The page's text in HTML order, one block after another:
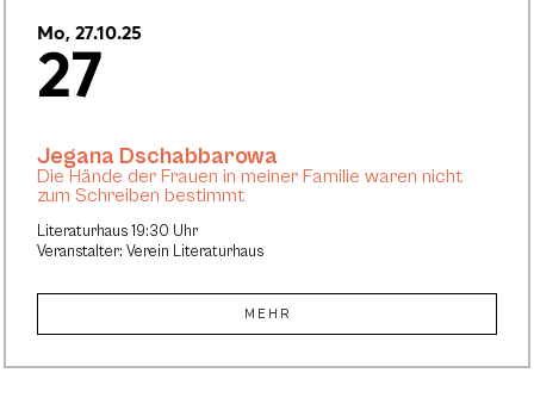
Mo, 27.10.25
27
Literaturhaus 19:30 Uhr
Veranstalter: Verein Literaturhaus
Jegana Dschabbarowa
Die Hände der Frauen in meiner Familie waren nicht
zum Schreiben bestimmt
MEHR